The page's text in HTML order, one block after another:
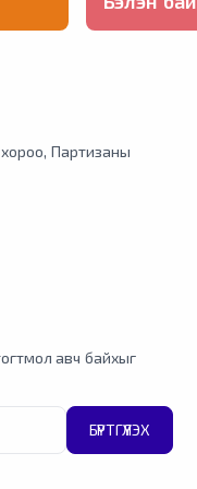
хороо, Партизаны
авч байхыг
БҮРТГҮҮЛЭХ